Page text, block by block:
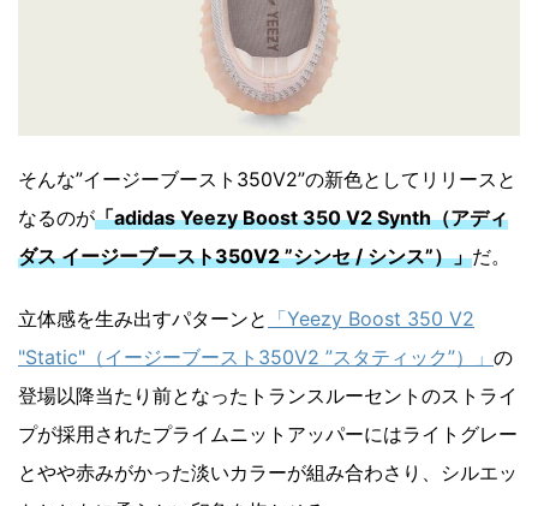
そんな”イージーブースト350V2”の新色としてリリースと
なるのが「adidas Yeezy Boost 350 V2 Synth（アディ
ダス イージーブースト350V2 ”シンセ / シンス”）」だ。
立体感を生み出すパターンと 「Yeezy Boost 350 V2
"Static"（イージーブースト350V2 ”スタティック”）」 の
登場以降当たり前となったトランスルーセントのストライ
プが採用されたプライムニットアッパーにはライトグレー
とやや赤みがかった淡いカラーが組み合わさり、シルエッ